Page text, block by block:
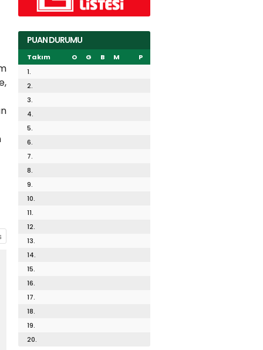
PUAN DURUMU
Takım O G B M
P
1.
2.
3.
4.
5.
6.
7.
8.
9.
10.
11.
12.
13.
14.
15.
16.
17.
18.
19.
20.